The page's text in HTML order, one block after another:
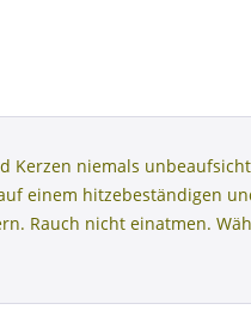
Kerzen niemals
einem hitzebeständigen
Rauch nicht einatmen.